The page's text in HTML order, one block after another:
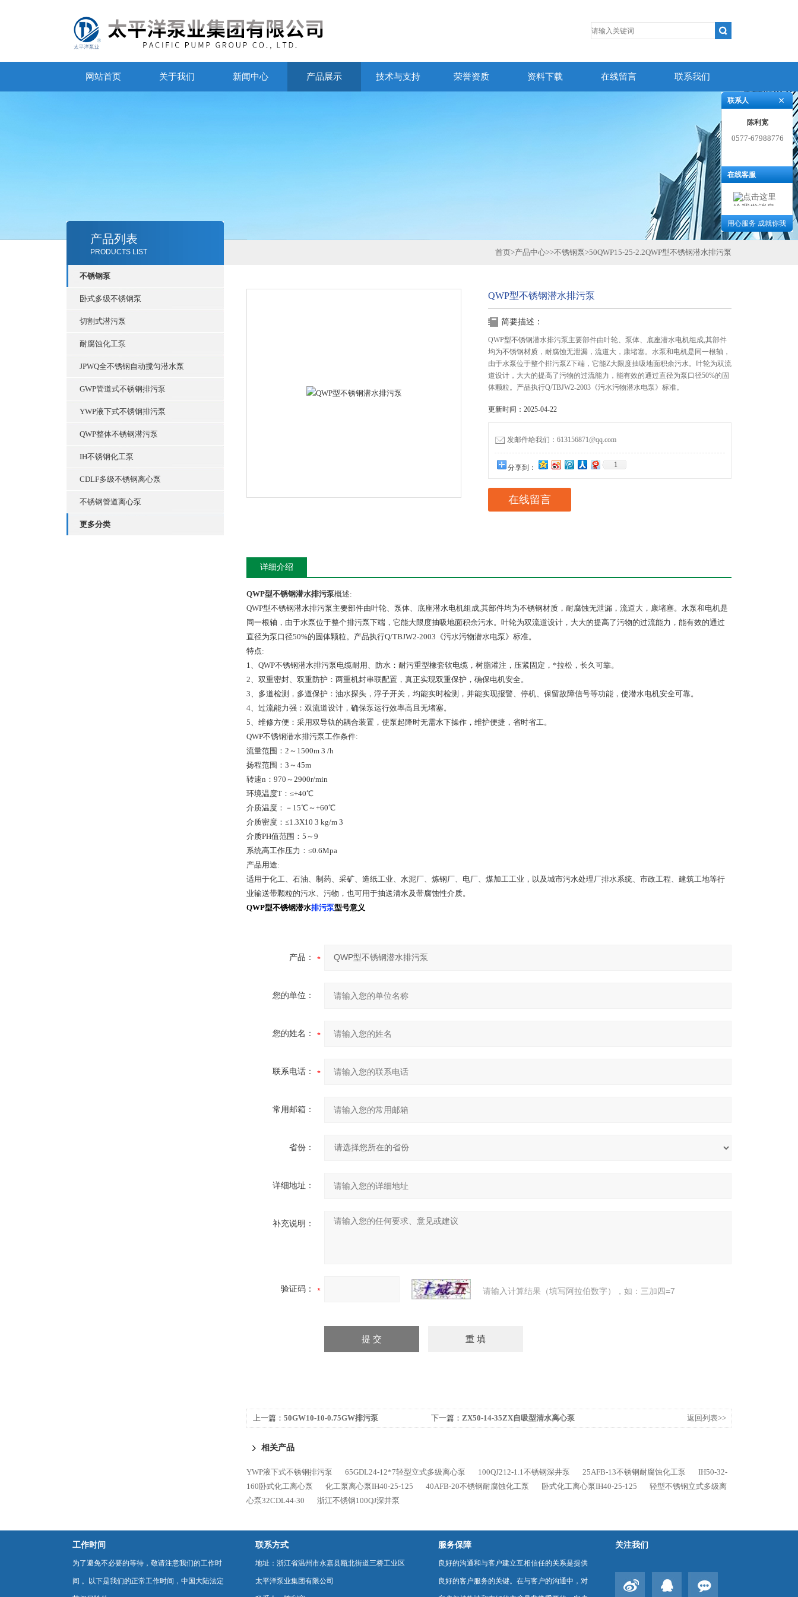
网站首页 关于我们 新闻中心 产品展示 技术与支持 荣誉资质 资料下载 在线留言 联系我们
产品列表
PRODUCTS LIST
不锈钢泵
卧式多级不锈钢泵
切割式潜污泵
耐腐蚀化工泵
JPWQ全不锈钢自动搅匀潜水泵
GWP管道式不锈钢排污泵
YWP液下式不锈钢排污泵
QWP整体不锈钢潜污泵
IH不锈钢化工泵
CDLF多级不锈钢离心泵
不锈钢管道离心泵
更多分类
首页>产品中心>>不锈钢泵>50QWP15-25-2.2QWP型不锈钢潜水排污泵
QWP型不锈钢潜水排污泵
简要描述：
QWP型不锈钢潜水排污泵主要部件由叶轮、泵体、底座潜水电机组成,其部件
均为不锈钢材质，耐腐蚀无泄漏，流道大，康堵塞。水泵和电机是同一根轴，
由于水泵位于整个排污泵Z下端，它能Z大限度抽吸地面积余污水。叶轮为双流
道设计，大大的提高了污物的过流能力，能有效的通过直径为泵口径50%的固
体颗粒。产品执行Q/TBJW2-2003《污水污物潜水电泵》标准。
更新时间：2025-04-22
发邮件给我们：613156871@qq.com
分享到： 1
在线留言
详细介绍
QWP型不锈钢潜水排污泵概述:
QWP型不锈钢潜水排污泵主要部件由叶轮、泵体、底座潜水电机组成,其部件均为不锈钢材质，耐腐蚀无泄漏，流道大，康堵塞。水泵和电机是
同一根轴，由于水泵位于整个排污泵下端，它能大限度抽吸地面积余污水。叶轮为双流道设计，大大的提高了污物的过流能力，能有效的通过
直径为泵口径50%的固体颗粒。产品执行Q/TBJW2-2003《污水污物潜水电泵》标准。
特点:
1、 QWP不锈钢潜水排污泵电缆耐用、防水：耐污重型橡套软电缆，树脂灌注，压紧固定，*拉松，长久可靠。
2、双重密封、双重防护：两重机封串联配置，真正实现双重保护，确保电机安全。
3、多道检测，多道保护：油水探头，浮子开关，均能实时检测，并能实现报警、停机、保留故障信号等功能，使潜水电机安全可靠。
4、过流能力强：双流道设计，确保泵运行效率高且无堵塞。
5、维修方便：采用双导轨的耦合装置，使泵起降时无需水下操作，维护便捷，省时省工。
QWP不锈钢潜水排污泵工作条件:
流量范围：2～1500m 3 /h
扬程范围：3～45m
转速n：970～2900r/min
环境温度T：≤+40℃
介质温度：－15℃～+60℃
介质密度：≤1.3X10 3 kg/m 3
介质PH值范围：5～9
系统高工作压力：≤0.6Mpa
产品用途:
适用于化工、石油、制药、采矿、造纸工业、水泥厂、炼钢厂、电厂、煤加工工业，以及城市污水处理厂排水系统、市政工程、建筑工地等行
业输送带颗粒的污水、污物，也可用于抽送清水及带腐蚀性介质。
QWP型不锈钢潜水排污泵型号意义
产品：
您的单位：
您的姓名：
联系电话：
常用邮箱：
省份：
详细地址：
补充说明：
验证码： 请输入计算结果（填写阿拉伯数字），如：三加四=7
上一篇： 50GW10-10-0.75GW排污泵 下一篇： ZX50-14-35ZX自吸型清水离心泵 返回列表>>
相关产品
YWP液下式不锈钢排污泵 65GDL24-12*7轻型立式多级离心泵 100QJ212-1.1不锈钢深井泵 25AFB-13不锈钢耐腐蚀化工泵
IH50-32-
160卧式化工离心泵
化工泵离心泵IH40-25-125 40AFB-20不锈钢耐腐蚀化工泵 卧式化工离心泵IH40-25-125
轻型不锈钢立式多级离
心泵32CDL44-30
浙江不锈钢100QJ深井泵
工作时间
为了避免不必要的等待，敬请注意我们的工作时
间 。以下是我们的正常工作时间，中国大陆法定
联系方式
地址：浙江省温州市永嘉县瓯北街道三桥工业区
太平洋泵业集团有限公司
服务保障
良好的沟通和与客户建立互相信任的关系是提供
良好的客户服务的关键。在与客户的沟通中，对
关注我们
联系人
陈利宽
0577-67988776
在线客服
用心服务 成就你我